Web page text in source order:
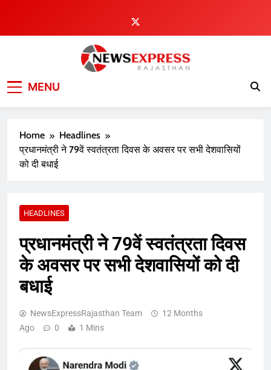
content
MENU
Home
Headlines
प्रधानमंत्री ने 79वें स्वतंत्रता दिवस के अवसर पर सभी देशवासियों
को दी बधाई
HEADLINES
प्रधानमंत्री ने 79वें स्वतंत्रता दिवस
के अवसर पर सभी देशवासियों को दी
बधाई
NewsExpressRajasthan Team
12 Months
Ago
0 1 Mins